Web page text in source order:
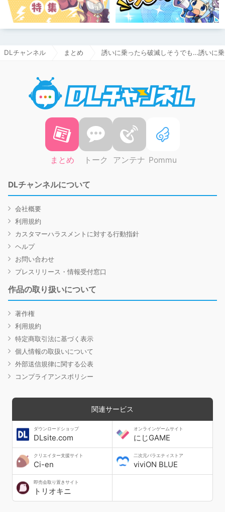
DLチャンネル まとめ 誘いに乗ったら破滅しそうでも…誘いに
まとめ トーク アンテナ Pommu
DLチャンネルについて
会社概要
利用規約
カスタマーハラスメントに対する行動指針
ヘルプ
お問い合わせ
プレスリリース・情報受付窓口
作品の取り扱いについて
著作権
利用規約
特定商取引法に基づく表示
個人情報の取扱いについて
外部送信規律に関する公表
コンプライアンスポリシー
関連サービス
ダウンロードショップ
DLsite.com
オンラインゲームサイト
にじGAME
クリエイター支援サイト
Ci-en
二次元バラエティストア
viviON BLUE
即売会取り置きサイト
トリオキニ